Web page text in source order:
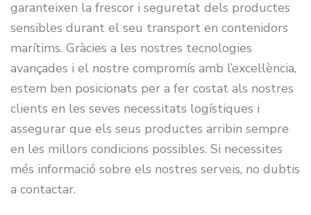
garanteixen la frescor i seguretat dels productes
sensibles durant el seu transport en contenidors
marítims. Gràcies a les nostres tecnologies
avançades i el nostre compromís amb l’excel·lència,
estem ben posicionats per a fer costat als nostres
clients en les seves necessitats logístiques i
assegurar que els seus productes arribin sempre
en les millors condicions possibles. Si necessites
més informació sobre els nostres serveis, no dubtis
a contactar.